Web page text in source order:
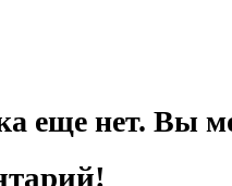
еще нет. Вы